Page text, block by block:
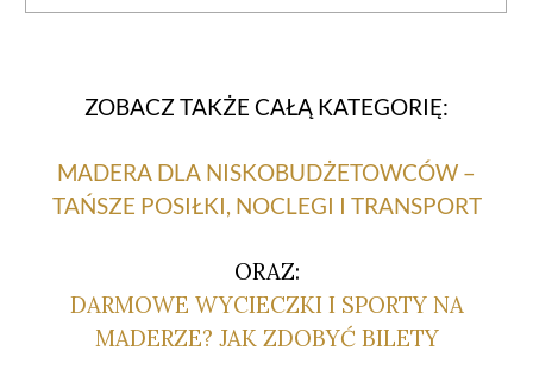
ZOBACZ TAKŻE CAŁĄ KATEGORIĘ:
MADERA DLA NISKOBUDŻETOWCÓW –
TAŃSZE POSIŁKI, NOCLEGI I TRANSPORT
ORAZ:
DARMOWE WYCIECZKI I SPORTY NA
MADERZE? JAK ZDOBYĆ BILETY